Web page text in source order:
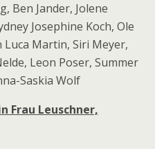
Ben Jander, Jolene
Josephine Koch, Ole
Martin, Siri Meyer,
Leon Poser, Summer
Saskia Wolf
Frau Leuschner,